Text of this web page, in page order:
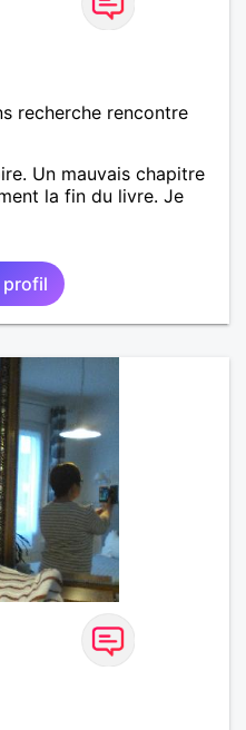
recherche rencontre
Un mauvais chapitre
la fin du livre. Je
profil